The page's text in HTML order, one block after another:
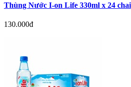
Thùng Nước I-on Life 330ml x 24 chai
130.000đ